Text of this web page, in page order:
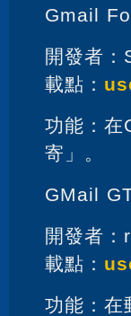
Gmail
開發者：
載點：
功能：在
寄」。
GMail
開發者：
載點：
功能：